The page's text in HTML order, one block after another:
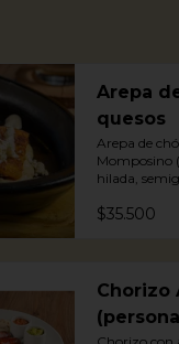
Arepa
quesos
Arepa de
Momposino
hilada,
$35.500
Chorizo